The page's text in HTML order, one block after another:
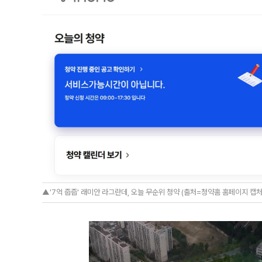
▲'7억 줍줍' 래미안 라그란데, 오늘 무순위 청약 (출처=청약홈 홈페이지 캡